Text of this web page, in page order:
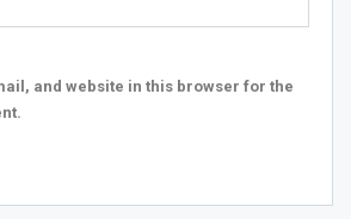
and website in this browser for the